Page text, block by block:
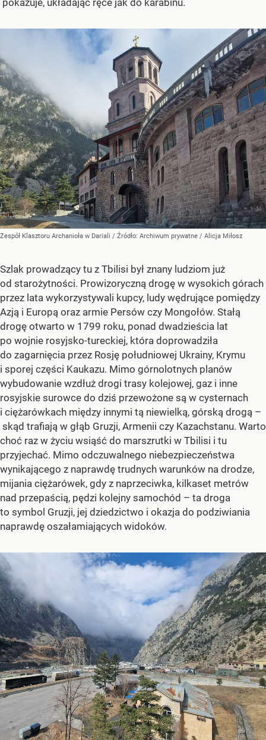
Zespół Klasztoru Archanioła w Dariali / Źródło: Archiwum prywatne / Alicja Miłosz
Szlak prowadzący tu z Tbilisi był znany ludziom już
od starożytności. Prowizoryczną drogę w wysokich górach
przez lata wykorzystywali kupcy, ludy wędrujące pomiędzy
Azją i Europą oraz armie Persów czy Mongołów. Stałą
drogę otwarto w 1799 roku, ponad dwadzieścia lat
po wojnie rosyjsko-tureckiej, która doprowadziła
do zagarnięcia przez Rosję południowej Ukrainy, Krymu
i sporej części Kaukazu. Mimo górnolotnych planów
wybudowanie wzdłuż drogi trasy kolejowej, gaz i inne
rosyjskie surowce do dziś przewożone są w cysternach
i ciężarówkach między innymi tą niewielką, górską drogą –
skąd trafiają w głąb Gruzji, Armenii czy Kazachstanu. Warto
choć raz w życiu wsiąść do marszrutki w Tbilisi i tu
przyjechać. Mimo odczuwalnego niebezpieczeństwa
wynikającego z naprawdę trudnych warunków na drodze,
mijania ciężarówek, gdy z naprzeciwka, kilkaset metrów
nad przepaścią, pędzi kolejny samochód – ta droga
to symbol Gruzji, jej dziedzictwo i okazja do podziwiania
naprawdę oszałamiających widoków.